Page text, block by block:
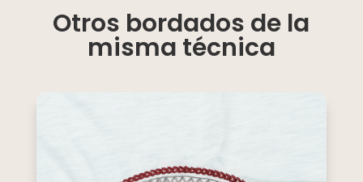
Otros bordados de la
misma técnica